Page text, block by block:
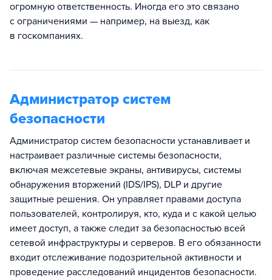
огромную ответственность. Иногда его это связано
с ограничениями — например, на выезд, как
в госкомпаниях.
Администратор систем
безопасности
Администратор систем безопасности устанавливает и
настраивает различные системы безопасности,
включая межсетевые экраны, антивирусы, системы
обнаружения вторжений (IDS/IPS), DLP и другие
защитные решения. Он управляет правами доступа
пользователей, контролируя, кто, куда и с какой целью
имеет доступ, а также следит за безопасностью всей
сетевой инфраструктуры и серверов. В его обязанности
входит отслеживание подозрительной активности и
проведение расследований инцидентов безопасности.